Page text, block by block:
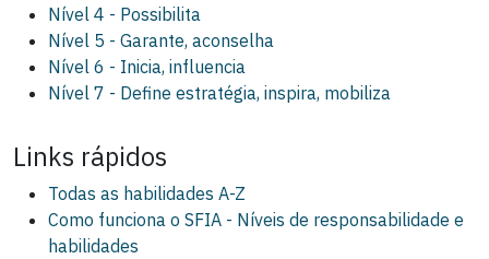
Nível 4 - Possibilita
Nível 5 - Garante, aconselha
Nível 6 - Inicia, influencia
Nível 7 - Define estratégia, inspira, mobiliza
Links rápidos
Todas as habilidades A-Z
Como funciona o SFIA - Níveis de responsabilidade e
habilidades